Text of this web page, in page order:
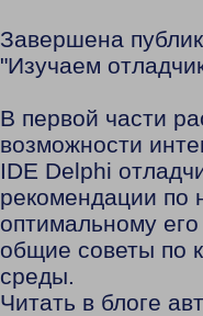
Завершена
"Изучаем
В первой части
возможности
IDE Delphi
рекомендации по
оптимальному
общие советы по
среды.
Читать в блоге